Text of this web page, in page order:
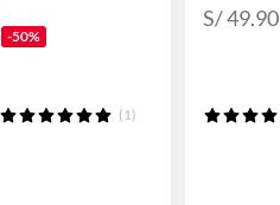
-50%
(1)
S/ 49.90